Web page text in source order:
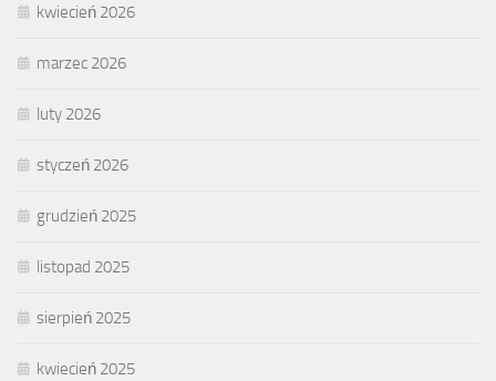
kwiecień 2026
marzec 2026
luty 2026
styczeń 2026
grudzień 2025
listopad 2025
sierpień 2025
kwiecień 2025